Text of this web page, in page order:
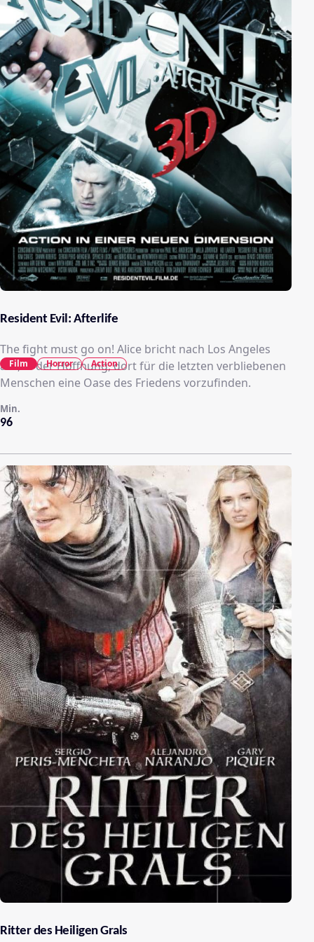
Resident Evil: Afterlife
The fight must go on! Alice bricht nach Los Angeles
auf, in der Hoffnung, dort für die letzten verbliebenen
Menschen eine Oase des Friedens vorzufinden.
96
Min.
Film Horror Action
Ritter des Heiligen Grals